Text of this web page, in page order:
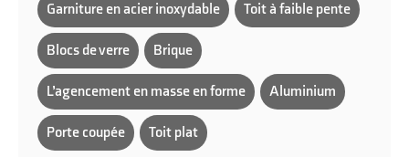
Garniture en acier inoxydable Toit à faible pente
Blocs de verre Brique
L’agencement en masse en forme Aluminium
Porte coupée Toit plat